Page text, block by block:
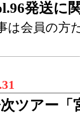
発送に
は会員の方
ツアー「